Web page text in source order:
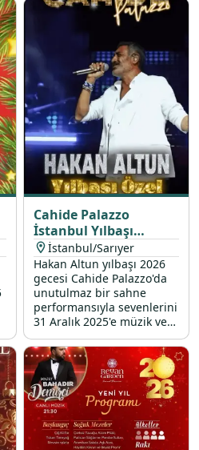
Cahide Palazzo
İstanbul Yılbaşı
Programı 2026
İstanbul/Sarıyer
Hakan Altun yılbaşı 2026
gecesi Cahide Palazzo'da
unutulmaz bir sahne
performansıyla sevenlerini
31 Aralık 2025'e müzik ve
eğlence dolu bir vedaya
davet ediyor.